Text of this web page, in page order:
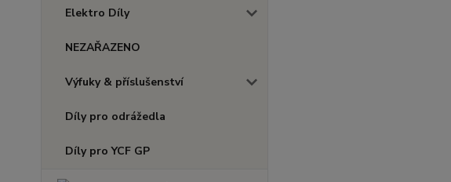
Elektro Díly
NEZAŘAZENO
Výfuky & příslušenství
Díly pro odrážedla
Díly pro YCF GP